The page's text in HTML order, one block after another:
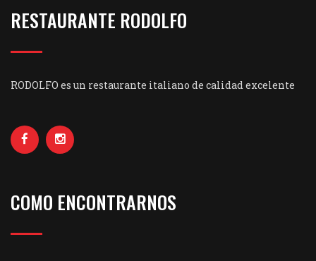
RESTAURANTE RODOLFO
RODOLFO es un restaurante italiano de calidad excelente
COMO ENCONTRARNOS